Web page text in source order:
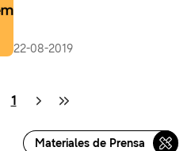
22-08-2019
1
Materiales de Prensa